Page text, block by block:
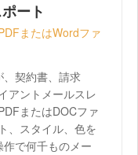
ート
またはWordファ
契約書、請求
アントメールスレ
またはDOCファ
、スタイル、色を
で何千ものメー